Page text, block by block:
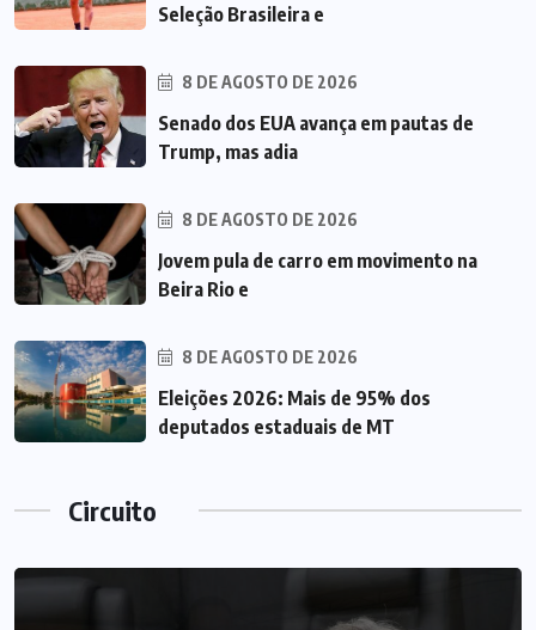
Seleção Brasileira e
8 DE AGOSTO DE 2026
Senado dos EUA avança em pautas de
Trump, mas adia
8 DE AGOSTO DE 2026
Jovem pula de carro em movimento na
Beira Rio e
8 DE AGOSTO DE 2026
Eleições 2026: Mais de 95% dos
deputados estaduais de MT
Circuito